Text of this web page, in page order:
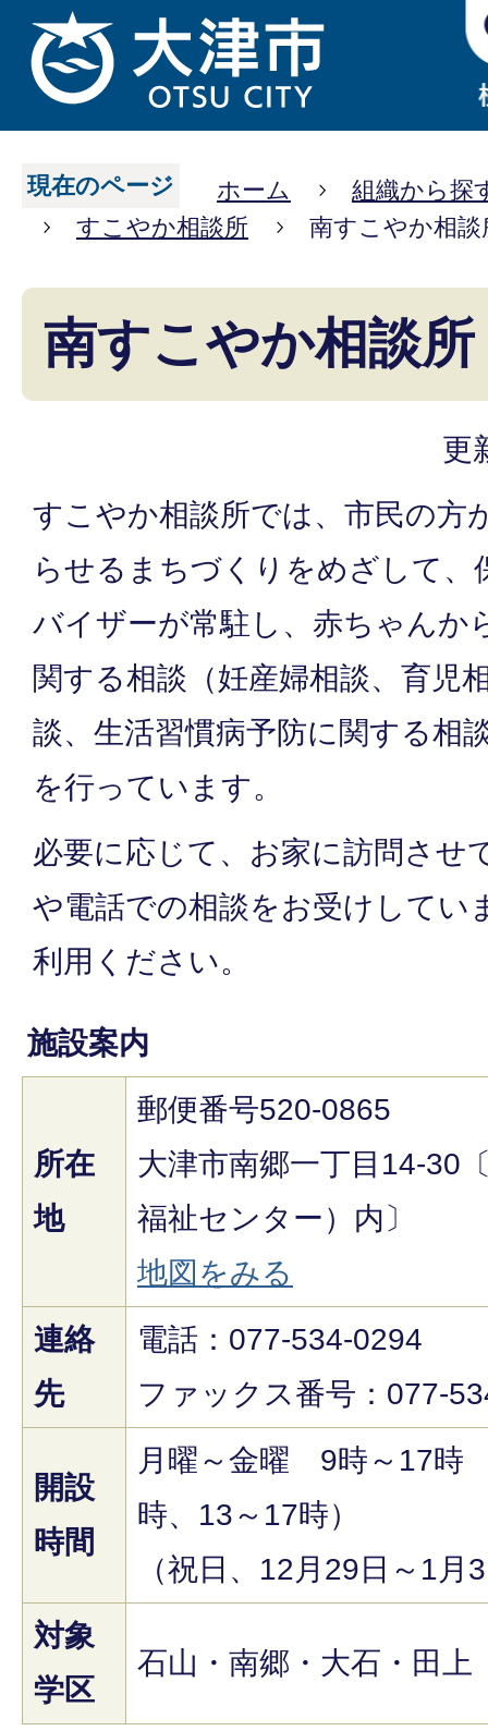
現在のページ ホーム
組織から探
すこやか相談所
南すこやか相談
南すこやか相談所
更
すこやか相談所では、市民の方
らせるまちづくりをめざして、
バイザーが常駐し、赤ちゃんか
関する相談（妊産婦相談、育児
談、生活習慣病予防に関する相
を行っています。
必要に応じて、お家に訪問させ
や電話での相談をお受けしてい
利用ください。
施設案内
所在
地
郵便番号520-0865
大津市南郷一丁目14-30
福祉センター）内〕
地図をみる
連絡
先
電話：077-534-0294
ファックス番号：077-
開設
時間
月曜～金曜 9時～17時
時、13～17時）
（祝日、12月29日～1月
対象
学区
石山・南郷・大石・田上